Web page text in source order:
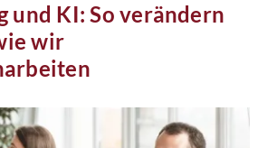
und KI: So verändern
wir